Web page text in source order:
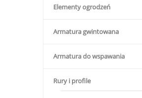
Elementy ogrodzeń
Armatura gwintowana
Armatura do wspawania
Rury i profile